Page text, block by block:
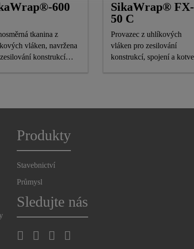
600
tkanina z
vláken, navržena
konstrukcí
SikaWrap® FX-
50 C
Provazec z uhlíkových
vláken pro zesilování
konstrukcí, spojení a
Produkty
Stavebnictví
Průmysl
Sledujte nás